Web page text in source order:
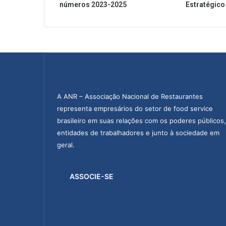
números 2023-2025
Estratégico
A ANR – Associação Nacional de Restaurantes
representa empresários do setor de food service
brasileiro em suas relações com os poderes públicos,
entidades de trabalhadores e junto à sociedade em
geral.
ASSOCIE-SE